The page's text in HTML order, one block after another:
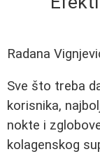
Radana
Sve što treba
korisnika,
nokte i
kolagenskog